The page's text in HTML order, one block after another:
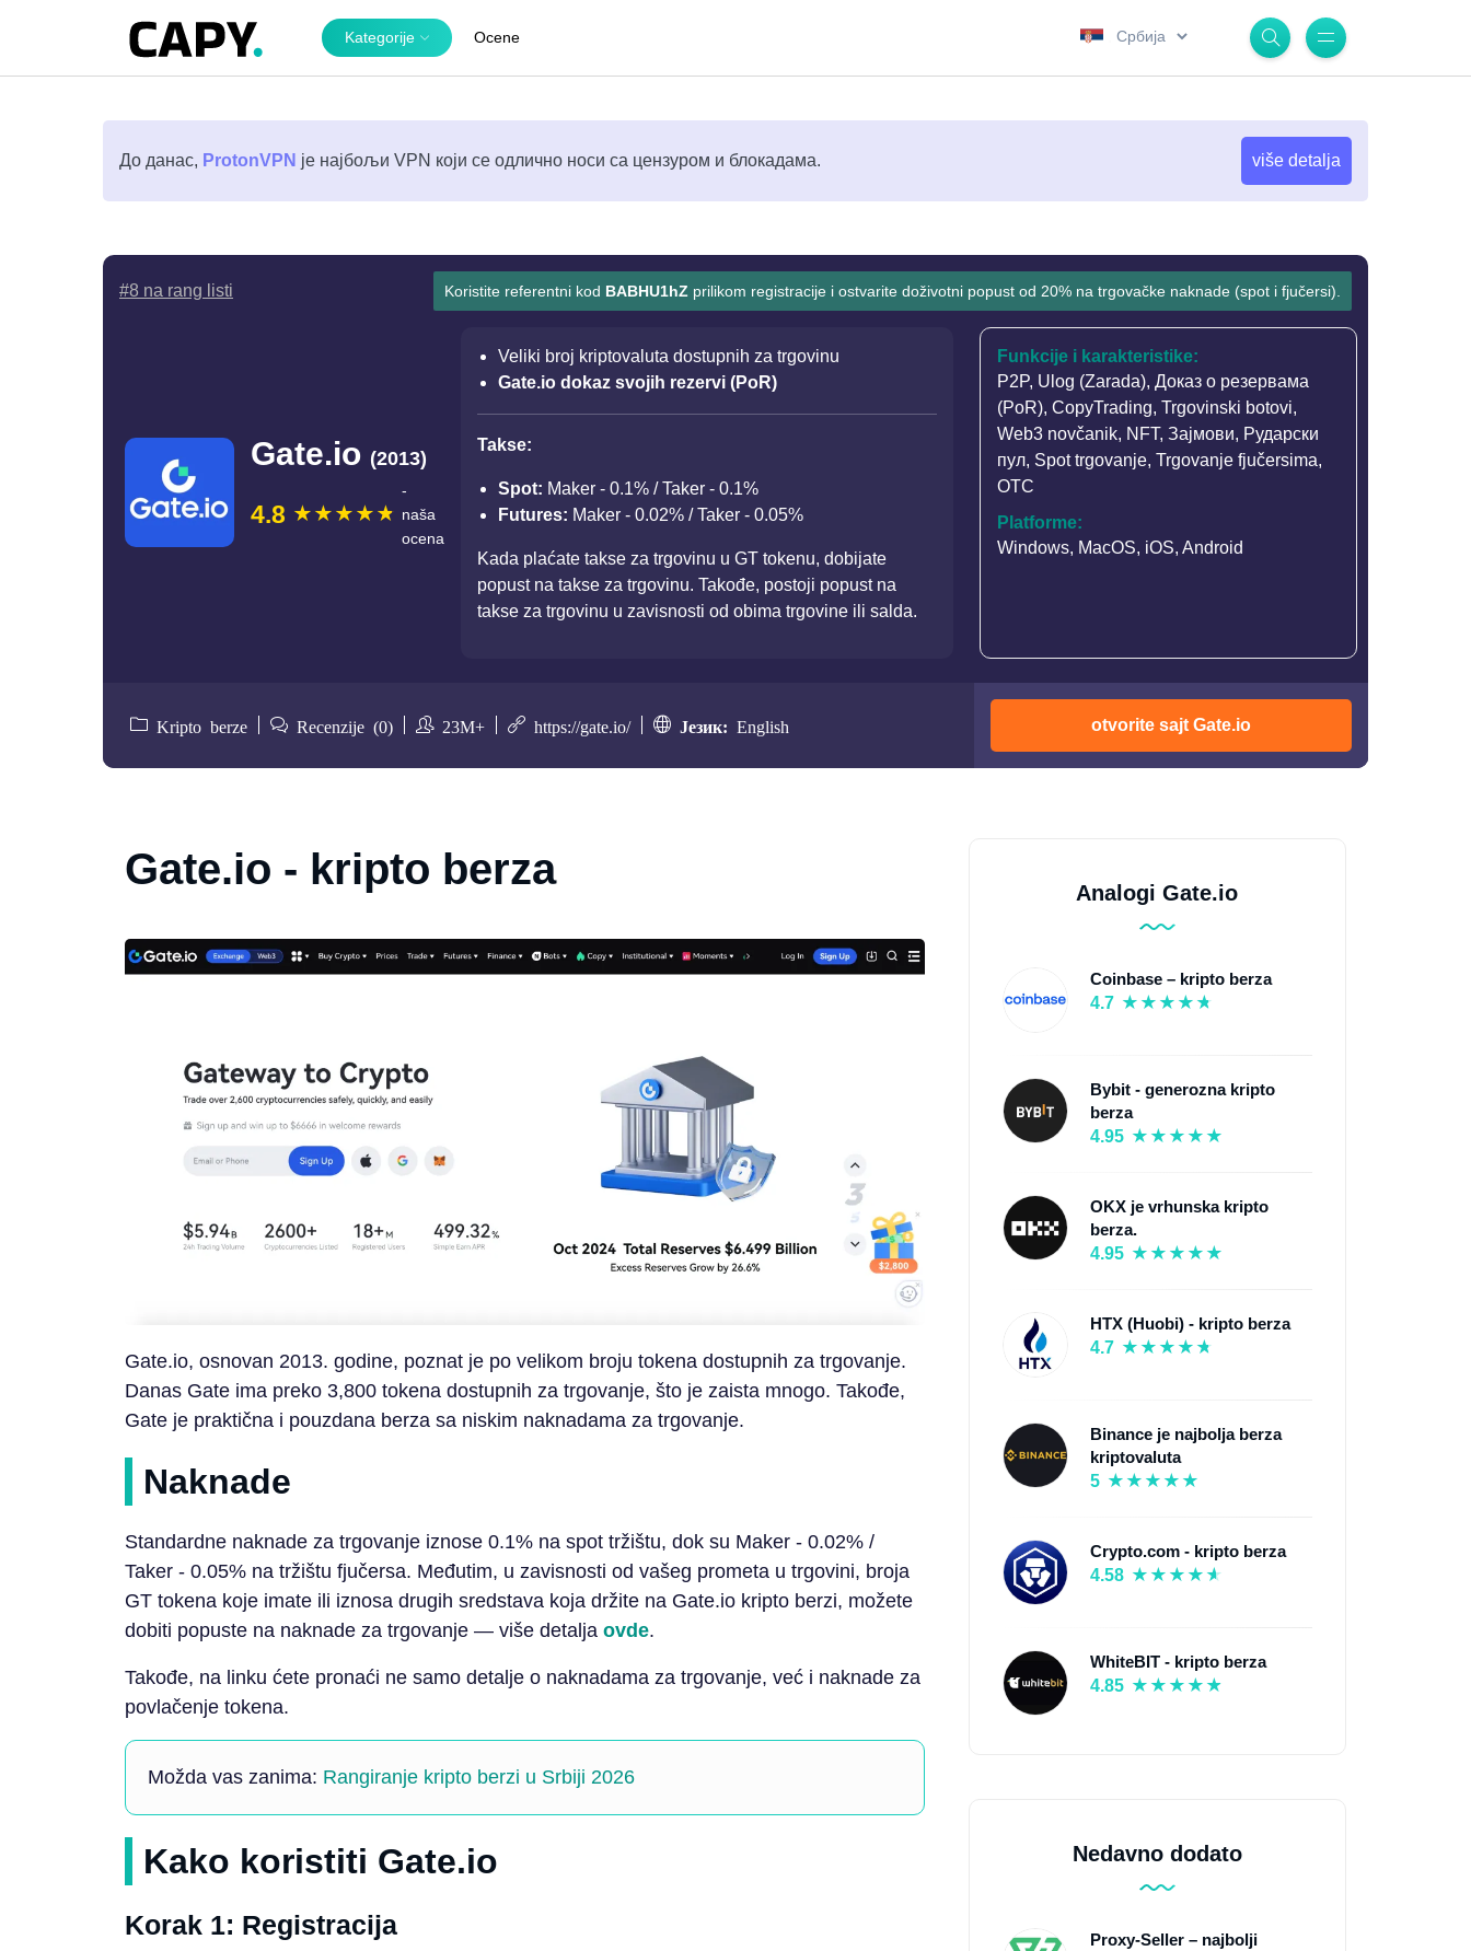
Kategorije Ocene
До данас, ProtonVPN је најбољи VPN који се одлично носи са цензуром и блокадама. više detalja
#8 na rang listi Koristite referentni kod BABHU1hZ prilikom registracije i ostvarite doživotni popust od 20% na trgovačke naknade (spot i fjučersi).
Gate.io (2013)
4.8
-
naša
ocena
Veliki broj kriptovaluta dostupnih za trgovinu
Gate.io dokaz svojih rezervi (PoR)
Takse:
Spot: Maker - 0.1% / Taker - 0.1%
Futures: Maker - 0.02% / Taker - 0.05%
Kada plaćate takse za trgovinu u GT tokenu, dobijate
popust na takse za trgovinu. Takođe, postoji popust na
takse za trgovinu u zavisnosti od obima trgovine ili salda.
Funkcije i karakteristike:
P2P, Ulog (Zarada), Доказ о резервама
(PoR), CopyTrading, Trgovinski botovi,
Web3 novčanik, NFT, Зајмови, Рударски
пул, Spot trgovanje, Trgovanje fjučersima,
OTC
Platforme:
Windows, MacOS, iOS, Android
Kripto berze Recenzije (0) 23M+ https://gate.io/ Језик: English otvorite sajt Gate.io
Gate.io - kripto berza
Gate.io, osnovan 2013. godine, poznat je po velikom broju tokena dostupnih za trgovanje.
Danas Gate ima preko 3,800 tokena dostupnih za trgovanje, što je zaista mnogo. Takođe,
Gate je praktična i pouzdana berza sa niskim naknadama za trgovanje.
Naknade
Standardne naknade za trgovanje iznose 0.1% na spot tržištu, dok su Maker - 0.02% /
Taker - 0.05% na tržištu fjučersa. Međutim, u zavisnosti od vašeg prometa u trgovini, broja
GT tokena koje imate ili iznosa drugih sredstava koja držite na Gate.io kripto berzi, možete
dobiti popuste na naknade za trgovanje — više detalja ovde.
Takođe, na linku ćete pronaći ne samo detalje o naknadama za trgovanje, već i naknade za
povlačenje tokena.
Možda vas zanima: Rangiranje kripto berzi u Srbiji 2026
Kako koristiti Gate.io
Korak 1: Registracija
Analogi Gate.io
Coinbase – kripto berza
4.7
Bybit - generozna kripto
berza
4.95
OKX je vrhunska kripto
berza.
4.95
HTX (Huobi) - kripto berza
4.7
Binance je najbolja berza
kriptovaluta
5
Crypto.com - kripto berza
4.58
WhiteBIT - kripto berza
4.85
Nedavno dodato
Proxy-Seller – najbolji